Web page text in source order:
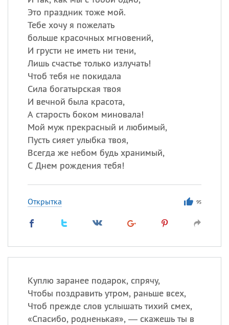
Это праздник тоже мой.
Тебе хочу я пожелать
больше красочных мгновений,
И грусти не иметь ни тени,
Лишь счастье только излучать!
Чтоб тебя не покидала
Сила богатырская твоя
И вечной была красота,
А старость боком миновала!
Мой муж прекрасный и любимый,
Пусть сияет улыбка твоя,
Всегда же небом будь хранимый,
С Днем рождения тебя!
Открытка 95
Куплю заранее подарок, спрячу,
Чтобы поздравить утром, раньше всех,
Чтоб прежде слов услышать тихий смех,
«Спасибо, родненькая», — скажешь ты в